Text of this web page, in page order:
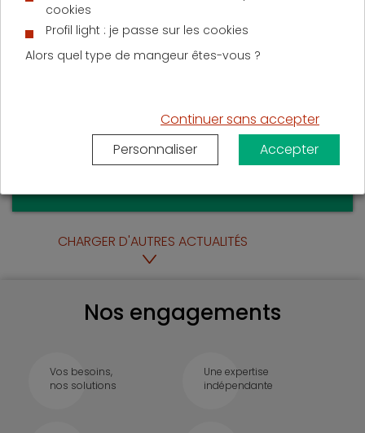
Quel sera le meilleur taux pour
Je demande ma simulation
de financement
CHARGER D'AUTRES ACTUALITÉS
Nos engagements
Vos besoins,
nos solutions
Une expertise
indépendante
cookies
Profil light : je passe sur les cookies
Alors quel type de mangeur êtes-vous ?
Continuer sans accepter
Personnaliser
Accepter